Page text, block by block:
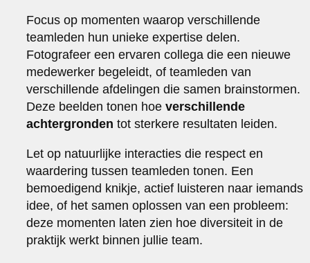
Focus op momenten waarop verschillende
teamleden hun unieke expertise delen.
Fotografeer een ervaren collega die een nieuwe
medewerker begeleidt, of teamleden van
verschillende afdelingen die samen brainstormen.
Deze beelden tonen hoeverschillende
achtergronden tot sterkere resultaten leiden.
Let op natuurlijke interacties die respect en
waardering tussen teamleden tonen. Een
bemoedigend knikje, actief luisteren naar iemands
idee, of het samen oplossen van een probleem:
deze momenten laten zien hoe diversiteit in de
praktijk werkt binnen jullie team.